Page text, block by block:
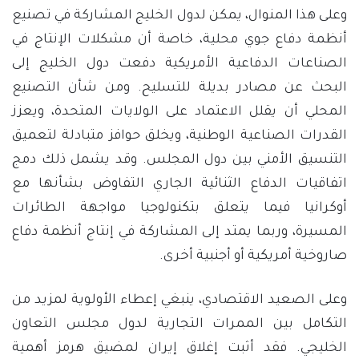
وعلى هذا المنوال، يمكن لدول الخليج المشاركة في تصنيع
أنظمة دفاع جوي محلية، خاصة أن مشكلات الإنتاج في
الصناعات الدفاعية الأمريكية دفعت دول الخليج إلى
البحث عن مصادر بديلة للتسليح. ومن شأن التصنيع
المحلي أن يقلل الاعتماد على الولايات المتحدة، ويعزز
القدرات الصناعية الوطنية، ويخلق حوافز متبادلة لتعميق
التنسيق الأمني بين دول المجلس. وقد يشمل ذلك دمج
اتفاقيات الدفاع الثنائية الجاري التفاوض بشأنها مع
أوكرانيا فيما يتعلق بتكنولوجيا مواجهة الطائرات
المسيرة، وربما يمتد إلى المشاركة في إنتاج أنظمة دفاع
صاروخية أمريكية أو أجنبية أخرى.
وعلى الصعيد الاقتصادي، ينبغي إعطاء الأولوية لمزيد من
التكامل بين الممرات التجارية لدول مجلس التعاون
الخليجي. فقد أثبت إغلاق إيران لمضيق هرمز أهمية